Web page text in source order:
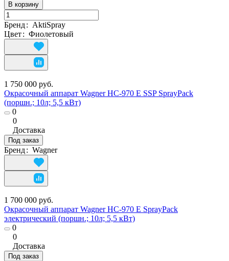
В корзину
Бренд: AktiSpray
Цвет: Фиолетовый
1 750 000 руб.
Окрасочный аппарат Wagner HC-970 E SSP SprayPack
(поршн.; 10л; 5,5 кВт)
0
0
Доставка
Под заказ
Бренд: Wagner
1 700 000 руб.
Окрасочный аппарат Wagner HC-970 E SprayPack
электрический (поршн.; 10л; 5,5 кВт)
0
0
Доставка
Под заказ